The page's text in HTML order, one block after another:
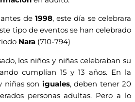
de 1998, este día se celebrara
tipo de eventos se han celebrado
Nara (710-794)
los niños y niñas celebraban su
cumplían 15 y 13 años. En la
niñas son iguales, deben tener 20
personas adultas. Pero a lo